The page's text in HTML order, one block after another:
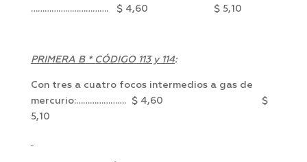
……………………………. $ 4,60 $ 5,10
PRIMERA B * CÓDIGO 113 y 114:
Con tres a cuatro focos intermedios a gas de
mercurio:…………………. $ 4,60 $
5,10